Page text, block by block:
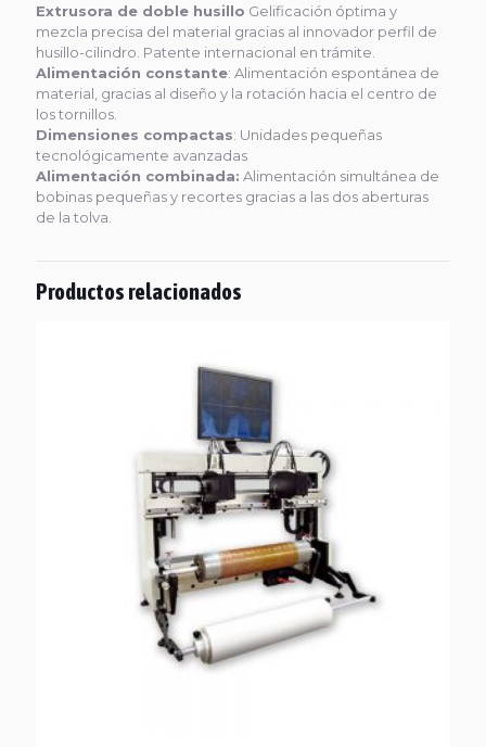
Extrusora de doble husillo Gelificación óptima y
mezcla precisa del material gracias al innovador perfil de
husillo-cilindro. Patente internacional en trámite.
Alimentación constante: Alimentación espontánea de
material, gracias al diseño y la rotación hacia el centro de
los tornillos.
Dimensiones compactas: Unidades pequeñas
tecnológicamente avanzadas
Alimentación combinada: Alimentación simultánea de
bobinas pequeñas y recortes gracias a las dos aberturas
de la tolva.
Productos relacionados